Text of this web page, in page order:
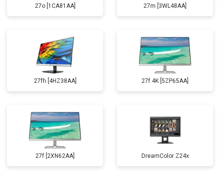
27o [1CA81AA] 27m [3WL48AA]
27fh [4HZ38AA] 27f 4K [5ZP65AA]
27f [2XN62AA] DreamColor Z24x